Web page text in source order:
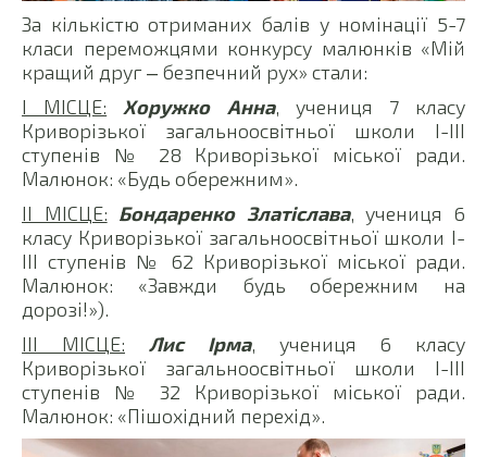
За кількістю отриманих балів у номінації 5-7
класи переможцями конкурсу малюнків «Мій
кращий друг ‒ безпечний рух» стали:
І МІСЦЕ:
Хоружко Анна, учениця 7 класу
Криворізької загальноосвітньої школи І-ІІІ
ступенів № 28 Криворізької міської ради.
Малюнок: «Будь обережним».
ІІ МІСЦЕ: Бондаренко Златіслава, учениця 6
класу Криворізької загальноосвітньої школи І-
ІІІ ступенів № 62 Криворізької міської ради.
Малюнок: «Завжди будь обережним на
дорозі!»).
ІІІ МІСЦЕ:
Лис Ірма, учениця 6 класу
Криворізької загальноосвітньої школи І-ІІІ
ступенів № 32 Криворізької міської ради.
Малюнок: «Пішохідний перехід».